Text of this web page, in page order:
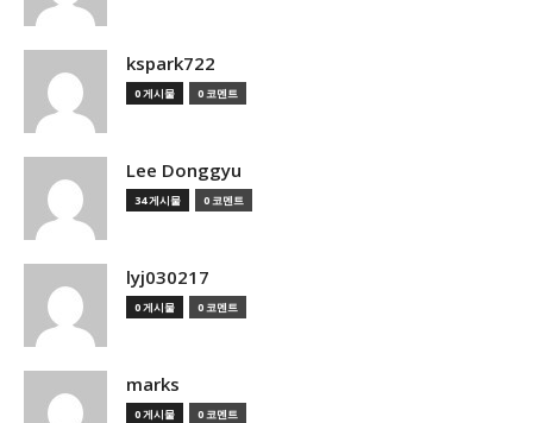
kspark722
0 게시물 0 코멘트
Lee Donggyu
34 게시물 0 코멘트
lyj030217
0 게시물 0 코멘트
marks
0 게시물 0 코멘트